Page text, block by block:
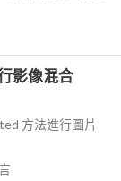
影像混合
方法進行圖片